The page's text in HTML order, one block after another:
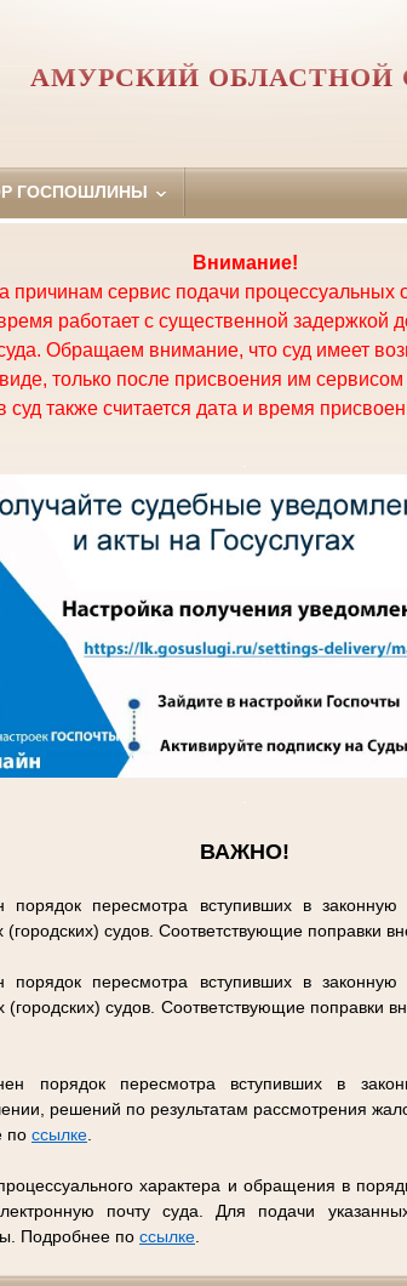
АМУРСКИЙ ОБЛАСТНОЙ
ГОСПОШЛИНЫ
Внимание!
причинам сервис подачи процессуальных
работает с существенной задержкой
Обращаем внимание, что суд имеет
только после присвоения им сервисом
также считается дата и время
ВАЖНО!
пересмотра вступивших в
судов. Соответствующие поправки
пересмотра вступивших в
(городских) судов. Соответствующие
порядок пересмотра вступивших в
решений по результатам рассмотрения
по ссылке.
характера и обращения в
почту суда. Для подачи
Подробнее по ссылке.